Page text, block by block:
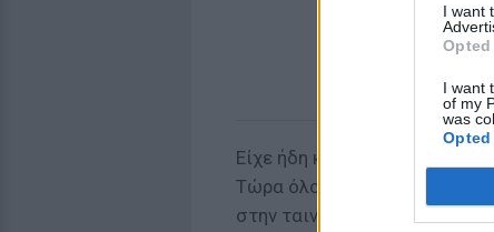
I want
Opted
I want
of my
was
Είχε ήδη κάνει έναν γάμο με
Τώρα όλοι οι δρόμοι ήταν
στην ταινία «Smokey and